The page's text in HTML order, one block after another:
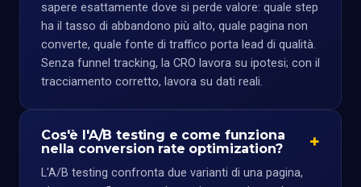
sapere esattamente dove si perde valore: quale step
ha il tasso di abbandono più alto, quale pagina non
converte, quale fonte di traffico porta lead di qualità.
Senza funnel tracking, la CRO lavora su ipotesi; con il
tracciamento corretto, lavora su dati reali.
Cos'è l'A/B testing e come funziona
nella conversion rate optimization?
L'A/B testing confronta due varianti di una pagina,